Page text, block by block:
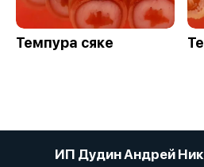
Темпура сяке
ИП Дудин Андрей